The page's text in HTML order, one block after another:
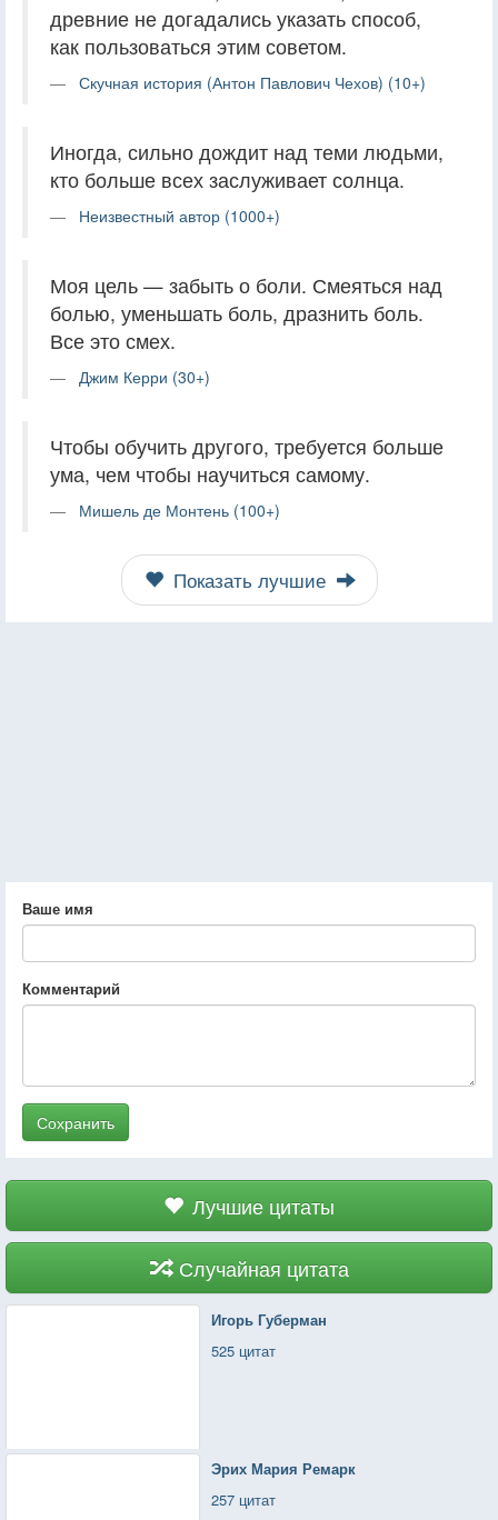
древние не догадались указать способ,
как пользоваться этим советом.
Скучная история (Антон Павлович Чехов) (10+)
Иногда, сильно дождит над теми людьми,
кто больше всех заслуживает солнца.
Неизвестный автор (1000+)
Моя цель — забыть о боли. Смеяться над
болью, уменьшать боль, дразнить боль.
Все это смех.
Джим Керри (30+)
Чтобы обучить другого, требуется больше
ума, чем чтобы научиться самому.
Мишель де Монтень (100+)
Показать лучшие
Ваше имя
Комментарий
Сохранить
Лучшие цитаты
Случайная цитата
Игорь Губерман
525 цитат
Эрих Мария Ремарк
257 цитат